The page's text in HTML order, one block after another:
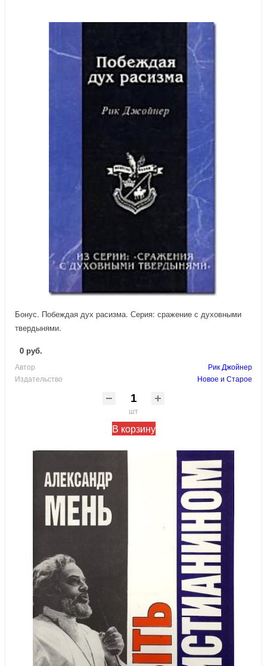
Бонус. Побеждая дух расизма. Серия: сражение с духовными
твердынями.
0 руб.
Автор
Рик Джойнер
Издательство
Новое и Старое
шт
В корзину